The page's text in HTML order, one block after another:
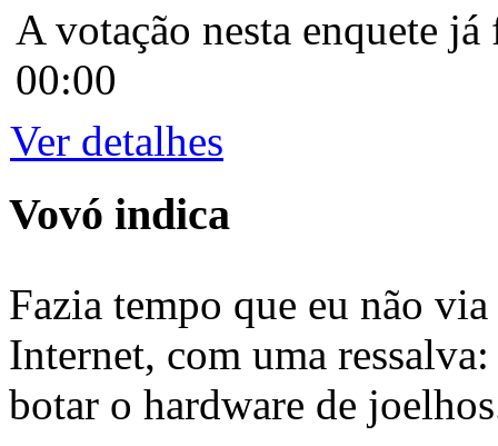
A votação nesta enquete
00:00
Ver detalhes
Vovó indica
Fazia tempo que eu não
Internet, com uma
botar o hardware de